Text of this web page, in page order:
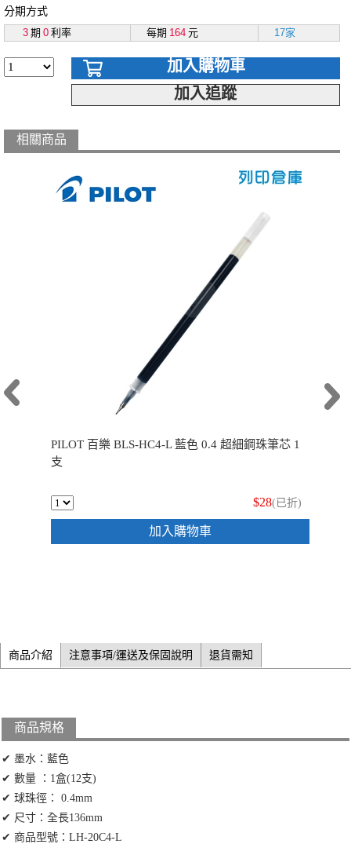
分期方式
3 期 0 利率 每期 164 元 17家
加入購物車
加入追蹤
相關商品
PILOT 百樂 BLS-HC4-L 藍色 0.4 超細鋼珠筆芯 1
支
$28(已折)
加入購物車
商品介紹 注意事項/運送及保固說明 退貨需知
商品規格
✔ 墨水：藍色
✔ 數量 ：1盒(12支)
✔ 球珠徑： 0.4mm
✔ 尺寸：全長136mm
✔ 商品型號：LH-20C4-L